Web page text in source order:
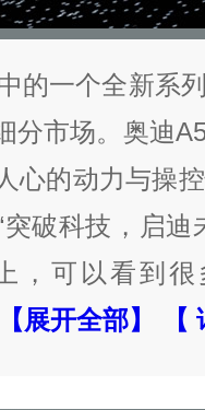
的一个全新系
分市场。奥迪
心的动力与操
破科技，启迪
，可以看到很
【展开全部】